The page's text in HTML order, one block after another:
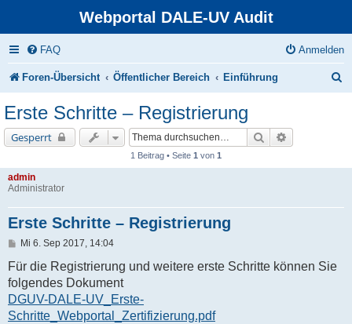
Webportal DALE-UV Audit
FAQ Anmelden
Foren-Übersicht Öffentlicher Bereich Einführung
e
Erste Schritte – Registrierung
Gesperrt Suche
1 Beitrag • Seite 1 von 1
admin
Administrator
Erste Schritte – Registrierung
B
i
t
r
a
g
Mi 6. Sep 2017, 14:04
Für die Registrierung und weitere erste Schritte können Sie
folgendes Dokument
DGUV-DALE-UV_Erste-
Schritte_Webportal_Zertifizierung.pdf